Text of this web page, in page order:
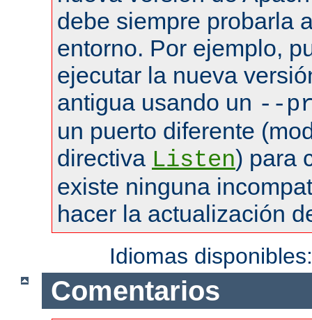
debe siempre probarla
entorno. Por ejemplo,
ejecutar la nueva
antigua usando un --
un puerto diferente
directiva Listen) para
existe ninguna
hacer la actualización
Idiomas
Comentarios